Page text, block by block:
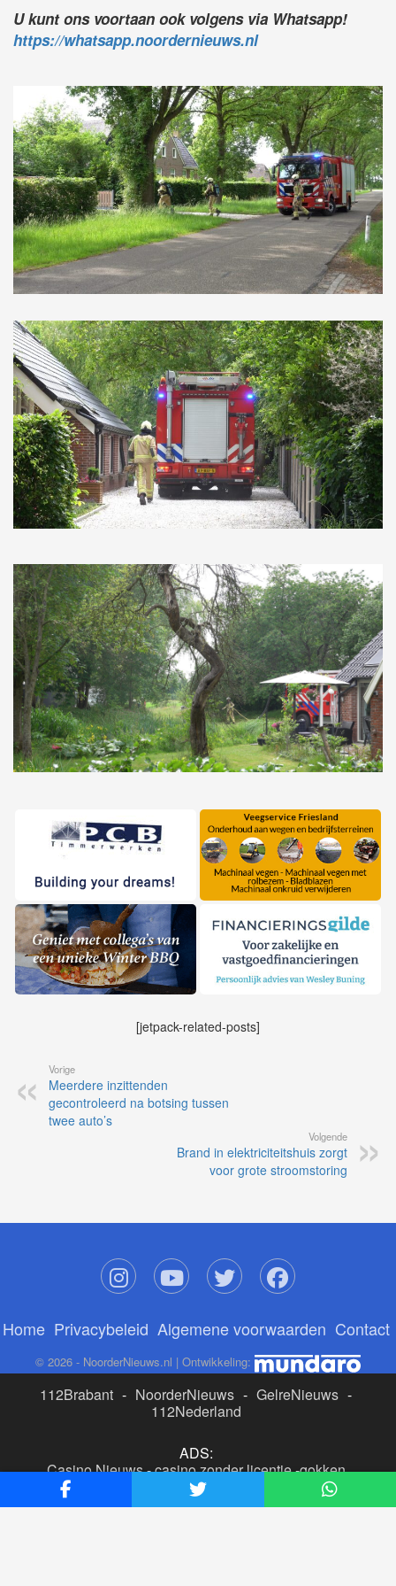
U kunt ons voortaan ook volgens via Whatsapp!
https://whatsapp.noordernieuws.nl
[jetpack-related-posts]
Vorige
Meerdere inzittenden
gecontroleerd na botsing tussen
twee auto’s
Volgende
Brand in elektriciteitshuis zorgt
voor grote stroomstoring
Home Privacybeleid Algemene voorwaarden Contact
© 2026 - NoorderNieuws.nl | Ontwikkeling:
112Brabant - NoorderNieuws - GelreNieuws -
112Nederland
ADS:
Casino Nieuws-casino zonder licentie-gokken
buitenlandse site
beste online casino nederland